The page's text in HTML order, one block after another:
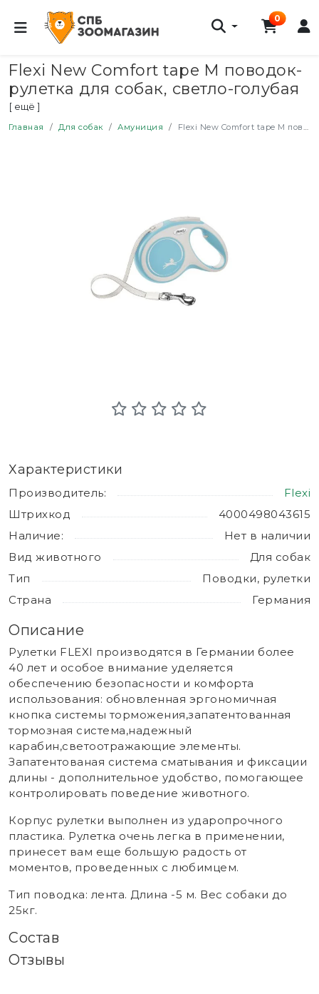
0
Flexi New Comfort tape M поводок-
рулетка для собак, светло-голубая
5 м, до 25 кг
[ ещё ]
Главная Для собак Амуниция Flexi New Comfort tape M поводок-рулетка для собак, светло-голубая 5 м, до 25 кг
Характеристики
Производитель:
Flexi
Штрихкод
4000498043615
Наличие:
Нет в наличии
Вид животного
Для собак
Тип
Поводки, рулетки
Страна
Германия
Описание
Рулетки FLEXI производятся в Германии более
40 лет и особое внимание уделяется
обеспечению безопасности и комфорта
использования: обновленная эргономичная
кнопка системы торможения,запатентованная
тормозная система,надежный
карабин,светоотражающие элементы.
Запатентованая система сматывания и фиксации
длины - дополнительное удобство, помогающее
контролировать поведение животного.
Корпус рулетки выполнен из ударопрочного
пластика. Рулетка очень легка в применении,
принесет вам еще большую радость от
моментов, проведенных с любимцем.
Тип поводка: лента. Длина -5 м. Вес собаки до
25кг.
Состав
Отзывы